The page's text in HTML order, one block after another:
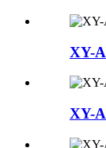
XY-
XY-